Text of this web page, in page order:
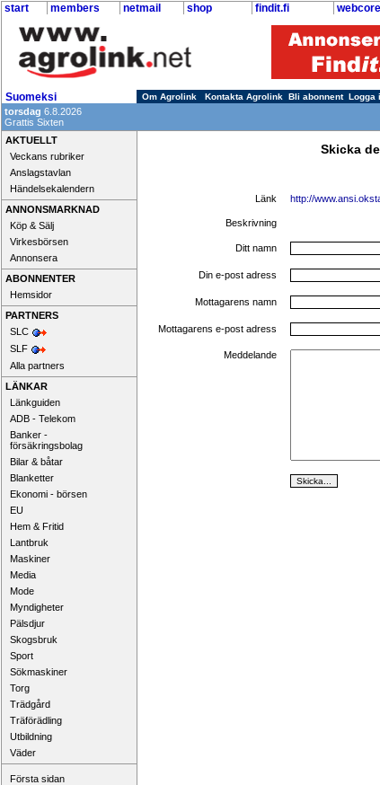
start members netmail shop findit.fi
Suomeksi Om Agrolink Kontakta Agrolink Bli abonnent Logga
torsdag 6.8.2026
Grattis Sixten
AKTUELLT
Veckans rubriker
Anslagstavlan
Händelsekalendern
ANNONSMARKNAD
Köp & Sälj
Virkesbörsen
Annonsera
ABONNENTER
Hemsidor
PARTNERS
SLC
SLF
Alla partners
LÄNKAR
Länkguiden
ADB - Telekom
Banker -
försäkringsbolag
Bilar & båtar
Blanketter
Ekonomi - börsen
EU
Hem & Fritid
Lantbruk
Maskiner
Media
Mode
Myndigheter
Pälsdjur
Skogsbruk
Sport
Sökmaskiner
Torg
Trädgård
Träförädling
Utbildning
Väder
Första sidan
Skicka
Länk http://
Beskrivning
Ditt namn
Din e-post adress
Mottagarens namn
Mottagarens e-post adress
Meddelande